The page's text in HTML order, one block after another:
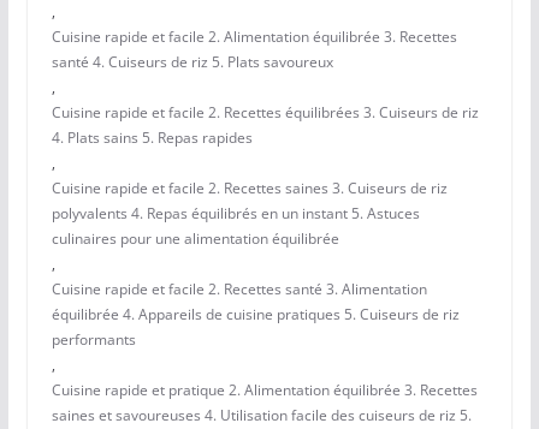
,
Cuisine rapide et facile 2. Alimentation équilibrée 3. Recettes
santé 4. Cuiseurs de riz 5. Plats savoureux
,
Cuisine rapide et facile 2. Recettes équilibrées 3. Cuiseurs de riz
4. Plats sains 5. Repas rapides
,
Cuisine rapide et facile 2. Recettes saines 3. Cuiseurs de riz
polyvalents 4. Repas équilibrés en un instant 5. Astuces
culinaires pour une alimentation équilibrée
,
Cuisine rapide et facile 2. Recettes santé 3. Alimentation
équilibrée 4. Appareils de cuisine pratiques 5. Cuiseurs de riz
performants
,
Cuisine rapide et pratique 2. Alimentation équilibrée 3. Recettes
saines et savoureuses 4. Utilisation facile des cuiseurs de riz 5.